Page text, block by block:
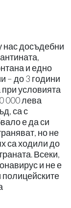
нас досъдебни
и едно
– до 3 години
условията
000 лева
са с
е да си
но не
са ходили до
Всеки,
и не е